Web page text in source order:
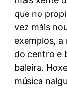
que no
vez máis
exemplos, a
do centro e
baleira.
música